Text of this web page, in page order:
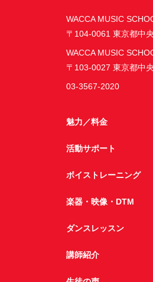
WACCA MUSIC
〒104-0061 東京都中
WACCA MUSIC
〒103-0027 東京都中
03-3567-2020
魅力／料金
活動サポート
ボイストレーニング
楽器・映像・DTM
ダンスレッスン
講師紹介